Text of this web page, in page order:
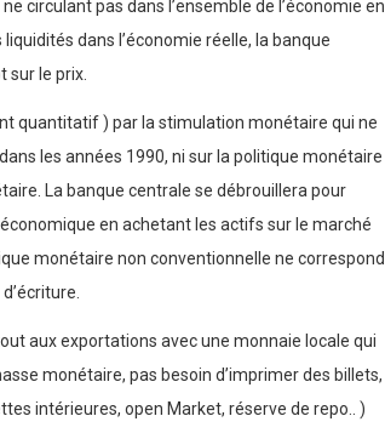
circulant pas dans l’ensemble de l’économie en
dans l’économie réelle, la banque
sur le prix.
quantitatif ) par la stimulation monétaire qui ne
les années 1990, ni sur la politique monétaire
La banque centrale se débrouillera pour
en achetant les actifs sur le marché
monétaire non conventionnelle ne correspond
aux exportations avec une monnaie locale qui
monétaire, pas besoin d’imprimer des billets,
intérieures, open Market, réserve de repo.. )